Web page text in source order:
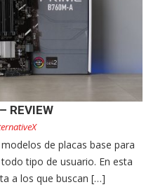
REVIEW
de placas base para
tipo de usuario. En esta
a los que buscan […]